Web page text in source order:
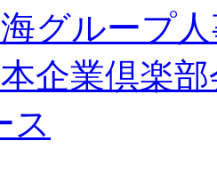
グループ
企業倶楽
ス